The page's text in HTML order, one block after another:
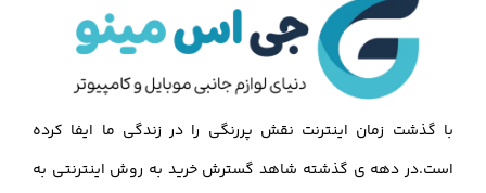
با گذشت زمان اینترنت نقش پررنگی را در زندگی ما ایفا کرده
است.در دهه ی گذشته شاهد گسترش خرید به روش اینترنتی به